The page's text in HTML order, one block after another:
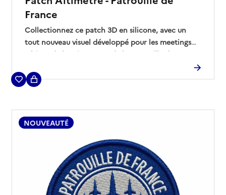
France
Collectionnez ce patch 3D en silicone, avec un
tout nouveau visuel développé pour les meetings
aériens de la saison 2026 de la Patrouille de France.
NOUVEAUTÉ